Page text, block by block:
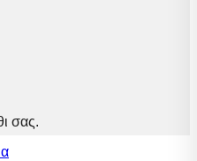
σας.